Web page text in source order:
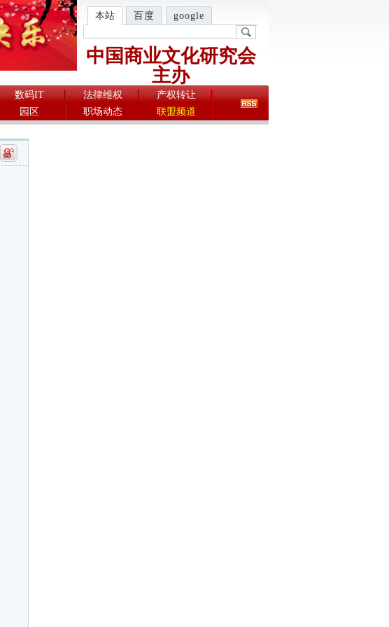
本站 百度 google
中国商业文化研究会
主办
数码IT 法律维权
产权转让
园区 职场动态 联盟频道